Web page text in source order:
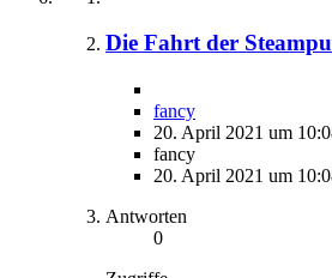
Die Fahrt der
fancy
20. April 2021 um
fancy
20. April 2021 um
Antworten
0